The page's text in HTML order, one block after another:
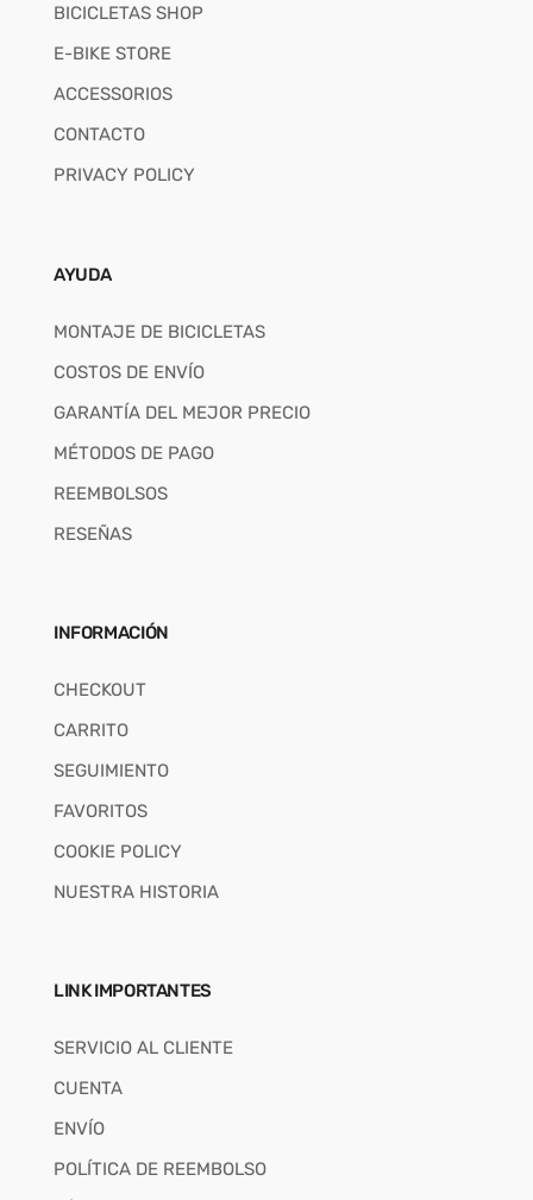
BICICLETAS SHOP
E-BIKE STORE
ACCESSORIOS
CONTACTO
PRIVACY POLICY
AYUDA
MONTAJE DE BICICLETAS
COSTOS DE ENVÍO
GARANTÍA DEL MEJOR PRECIO
MÉTODOS DE PAGO
REEMBOLSOS
RESEÑAS
INFORMACIÓN
CHECKOUT
CARRITO
SEGUIMIENTO
FAVORITOS
COOKIE POLICY
NUESTRA HISTORIA
LINK IMPORTANTES
SERVICIO AL CLIENTE
CUENTA
ENVÍO
POLÍTICA DE REEMBOLSO